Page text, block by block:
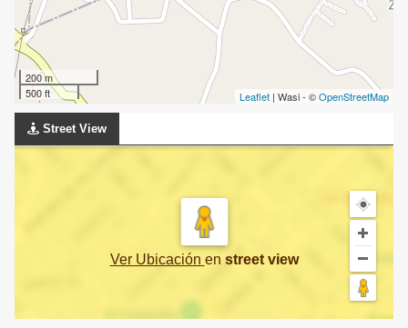
200 m
500 ft
Leaflet | Wasi - ©OpenStreetMap
Street View
Ver Ubicación en street view